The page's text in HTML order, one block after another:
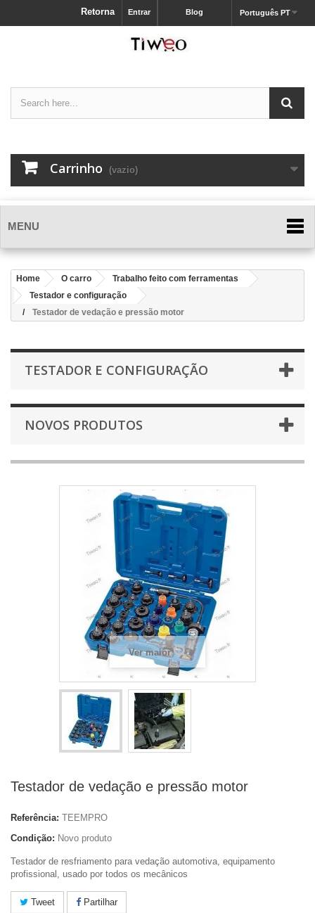
Português PT
Blog
Entrar
Retorna
Carrinho (vazio)
MENU
Home O carro
Trabalho feito com ferramentas
Testador e configuração
Testador de vedação e pressão motor
TESTADOR E CONFIGURAÇÃO
NOVOS PRODUTOS
Ver maior
Testador de vedação e pressão motor
Referência: TEEMPRO
Condição: Novo produto
Testador de resfriamento para vedação automotiva, equipamento
profissional, usado por todos os mecânicos
Tweet Partilhar